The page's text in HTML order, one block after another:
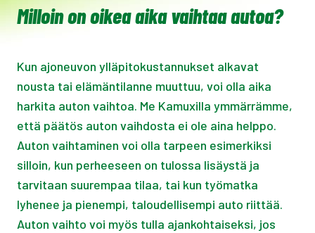
Milloin on oikea aika vaihtaa autoa?
Kun ajoneuvon ylläpitokustannukset alkavat
nousta tai elämäntilanne muuttuu, voi olla aika
harkita auton vaihtoa. Me Kamuxilla ymmärrämme,
että päätös auton vaihdosta ei ole aina helppo.
Auton vaihtaminen voi olla tarpeen esimerkiksi
silloin, kun perheeseen on tulossa lisäystä ja
tarvitaan suurempaa tilaa, tai kun työmatka
lyhenee ja pienempi, taloudellisempi auto riittää.
Auton vaihto voi myös tulla ajankohtaiseksi, jos